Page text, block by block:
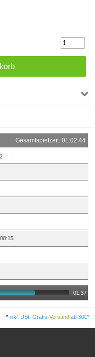
Gesamtspielzeit: 01:02:44
01:37
*inkl. USt. Gratis-Versand ab 30€*